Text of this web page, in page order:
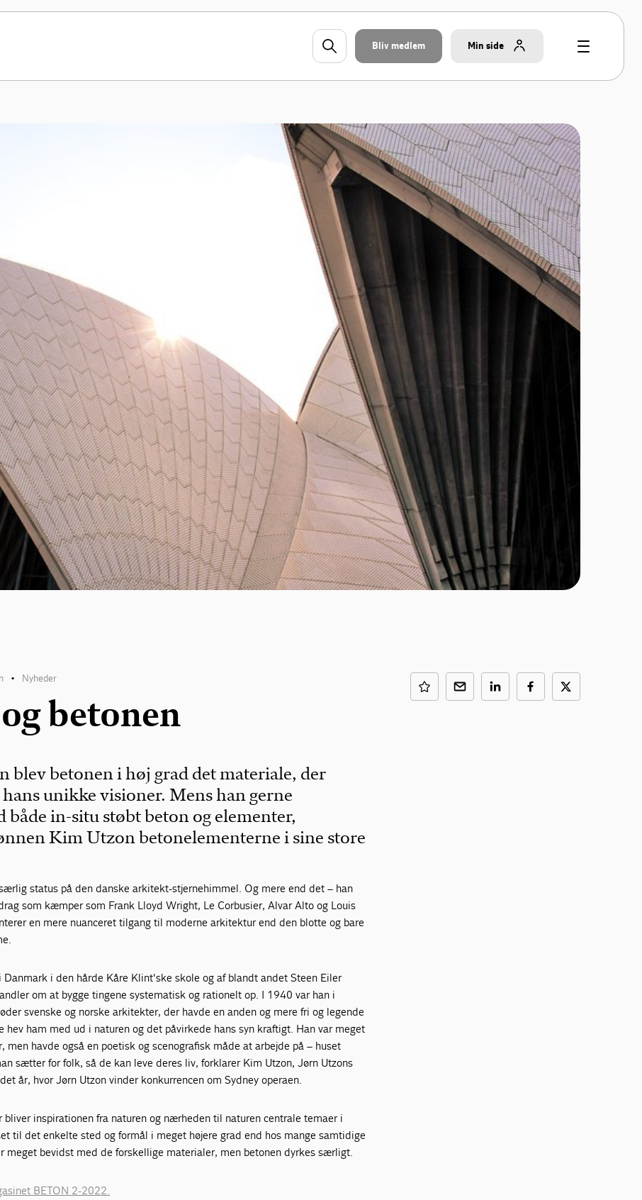
Bliv medlem Min side
• Nyheder
betonen
blev betonen i høj grad det materiale, der
unikke visioner. Mens han gerne
både in-situ støbt beton og elementer,
Kim Utzon betonelementerne i sine store
status på den danske arkitekt-stjernehimmel. Og mere end det – han
som kæmper som Frank Lloyd Wright, Le Corbusier, Alvar Alto og Louis
en mere nuanceret tilgang til moderne arkitektur end den blotte og bare
Danmark i den hårde Kåre Klint'ske skole og af blandt andet Steen Eiler
om at bygge tingene systematisk og rationelt op. I 1940 var han i
svenske og norske arkitekter, der havde en anden og mere fri og legende
ham med ud i naturen og det påvirkede hans syn kraftigt. Han var meget
men havde også en poetisk og scenografisk måde at arbejde på – huset
sætter for folk, så de kan leve deres liv, forklarer Kim Utzon, Jørn Utzons
år, hvor Jørn Utzon vinder konkurrencen om Sydney operaen.
bliver inspirationen fra naturen og nærheden til naturen centrale temaer i
til det enkelte sted og formål i meget højere grad end hos mange samtidige
meget bevidst med de forskellige materialer, men betonen dyrkes særligt.
BETON 2-2022.